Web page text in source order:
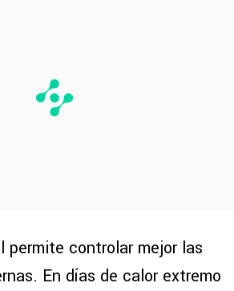
permite controlar mejor las
En días de calor extremo